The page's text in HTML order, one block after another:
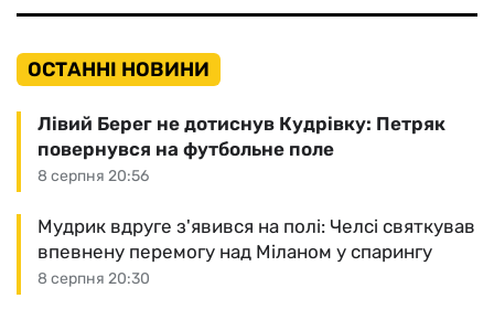
ОСТАННІ НОВИНИ
8 серпня 20:56
Лівий Берег не дотиснув Кудрівку: Петряк
повернувся на футбольне поле
8 серпня 20:30
Мудрик вдруге з'явився на полі: Челсі святкував
впевнену перемогу над Міланом у спарингу